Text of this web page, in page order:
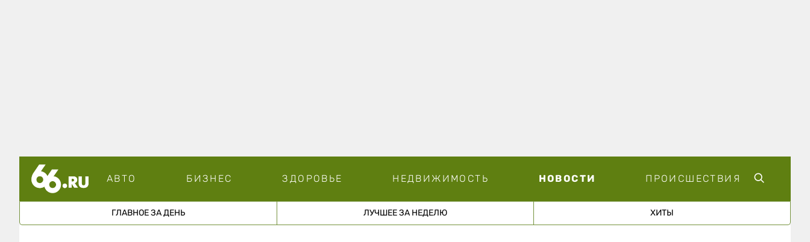
АВТО БИЗНЕС ЗДОРОВЬЕ НЕДВИЖИМОСТЬ НОВОСТИ ПРОИСШЕСТВИЯ
ГЛАВНОЕ ЗА ДЕНЬ ЛУЧШЕЕ ЗА НЕДЕЛЮ ХИТЫ